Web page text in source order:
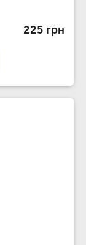
225 грн